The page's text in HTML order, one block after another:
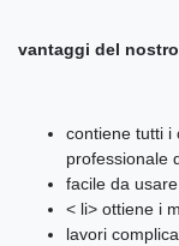
vantaggi del
contiene tutti i
professionale
facile da usare
< li> ottiene i
lavori